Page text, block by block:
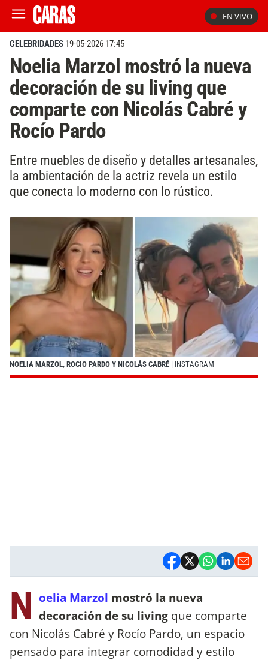
EN VIVO
CELEBRIDADES 19-05-2026 17:45
Noelia Marzol mostró la nueva
decoración de su living que
comparte con Nicolás Cabré y
Rocío Pardo
Entre muebles de diseño y detalles artesanales,
la ambientación de la actriz revela un estilo
que conecta lo moderno con lo rústico.
NOELIA MARZOL, ROCIO PARDO Y NICOLÁS CABRÉ | INSTAGRAM
N oelia Marzol mostró la nueva
decoración de su living que comparte
con Nicolás Cabré y Rocío Pardo, un espacio
pensado para integrar comodidad y estilo